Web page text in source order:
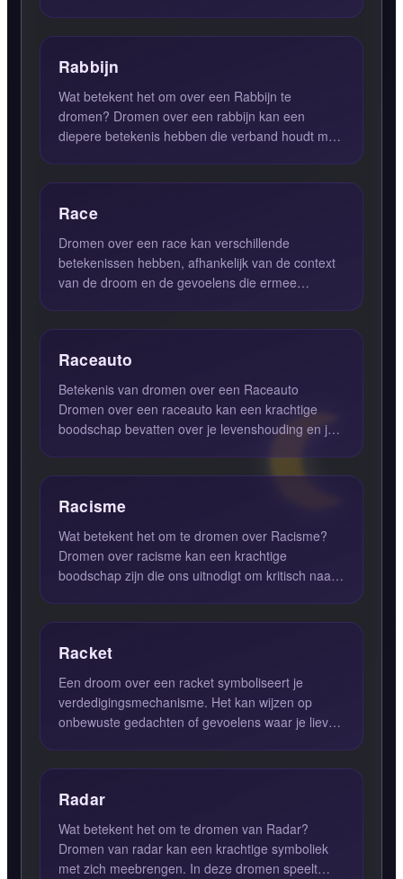
Rabbijn
Wat betekent het om over een Rabbijn te
dromen? Dromen over een rabbijn kan een
diepere betekenis hebben die verband houdt met
Race
Dromen over een race kan verschillende
betekenissen hebben, afhankelijk van de context
van de droom en de gevoelens die ermee
Raceauto
Betekenis van dromen over een Raceauto
Dromen over een raceauto kan een krachtige
boodschap bevatten over je levenshouding en je
Racisme
Wat betekent het om te dromen over Racisme?
Dromen over racisme kan een krachtige
boodschap zijn die ons uitnodigt om kritisch naar
Racket
Een droom over een racket symboliseert je
verdedigingsmechanisme. Het kan wijzen op
onbewuste gedachten of gevoelens waar je liever
Radar
Wat betekent het om te dromen van Radar?
Dromen van radar kan een krachtige symboliek
met zich meebrengen. In deze dromen speelt